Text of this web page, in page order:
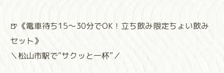
🍺《電車待ち15〜30分でOK！立ち飲み限定ちょい飲み
セット》
＼松山市駅で“サクッと一杯”／